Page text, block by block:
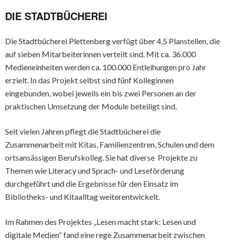
DIE STADTBÜCHEREI
Die Stadtbücherei Plettenberg verfügt über 4,5 Planstellen, die
auf sieben Mitarbeiterinnen verteilt sind. Mit ca. 36.000
Medieneinheiten werden ca. 100.000 Entleihungen pro Jahr
erzielt. In das Projekt selbst sind fünf Kolleginnen
eingebunden, wobei jeweils ein bis zwei Personen an der
praktischen Umsetzung der Module beteiligt sind.
Seit vielen Jahren pflegt die Stadtbücherei die
Zusammenarbeit mit Kitas, Familienzentren, Schulen und dem
ortsansässigen Berufskolleg. Sie hat diverse Projekte zu
Themen wie Literacy und Sprach- und Leseförderung
durchgeführt und die Ergebnisse für den Einsatz im
Bibliotheks- und Kitaalltag weiterentwickelt.
Im Rahmen des Projektes „Lesen macht stark: Lesen und
digitale Medien“ fand eine rege Zusammenarbeit zwischen